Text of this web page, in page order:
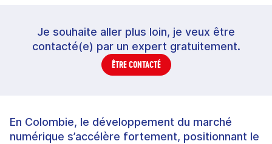
Je souhaite aller plus loin, je veux être
contacté(e) par un expert gratuitement.
ÊTRE CONTACTÉ
En Colombie, le développement du marché
numérique s’accélère fortement, positionnant le